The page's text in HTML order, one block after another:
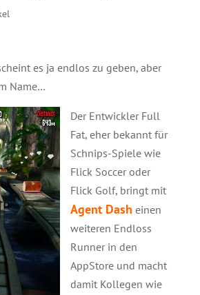
es ja endlos zu geben, aber
Name…
Der Entwickler Full
Fat, eher bekannt für
Schnips-Spiele wie
Flick Soccer oder
Flick Golf, bringt mit
Agent Dash einen
weiteren Endloss
Runner in den
AppStore und macht
damit Kollegen wie